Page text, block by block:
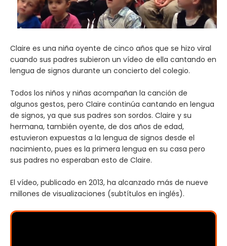
Claire es una niña oyente de cinco años que se hizo viral
cuando sus padres subieron un vídeo de ella cantando en
lengua de signos durante un concierto del colegio.
Todos los niños y niñas acompañan la canción de
algunos gestos, pero Claire continúa cantando en lengua
de signos, ya que sus padres son sordos. Claire y su
hermana, también oyente, de dos años de edad,
estuvieron expuestas a la lengua de signos desde el
nacimiento, pues es la primera lengua en su casa pero
sus padres no esperaban esto de Claire.
El vídeo, publicado en 2013, ha alcanzado más de nueve
millones de visualizaciones (subtítulos en inglés).